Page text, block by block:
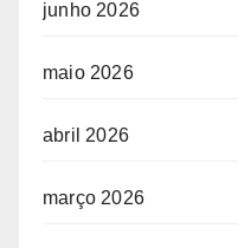
junho 2026
maio 2026
abril 2026
março 2026